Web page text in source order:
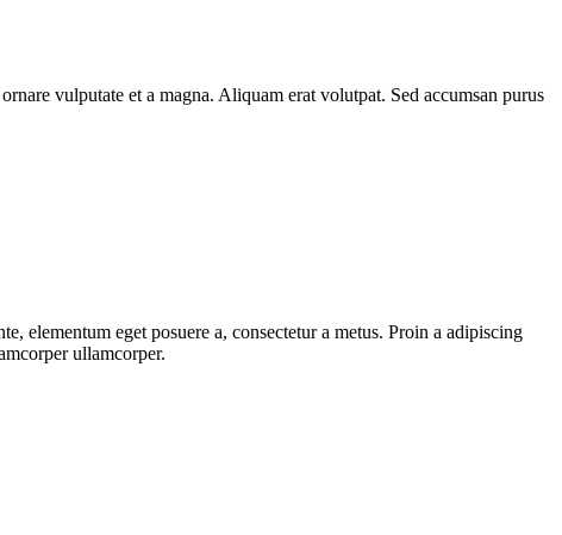
vulputate et a magna. Aliquam erat volutpat. Sed accumsan purus
elementum eget posuere a, consectetur a metus. Proin a adipiscing
ullamcorper.